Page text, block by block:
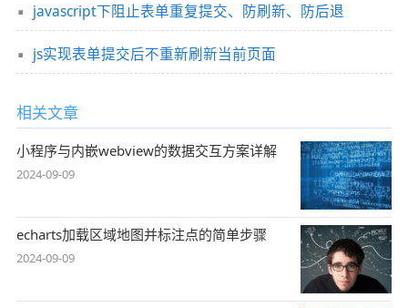
javascript下阻止表单重复提交、防刷新、防后退
js实现表单提交后不重新刷新当前页面
相关文章
小程序与内嵌webview的数据交互方案详解
2024-09-09
echarts加载区域地图并标注点的简单步骤
2024-09-09